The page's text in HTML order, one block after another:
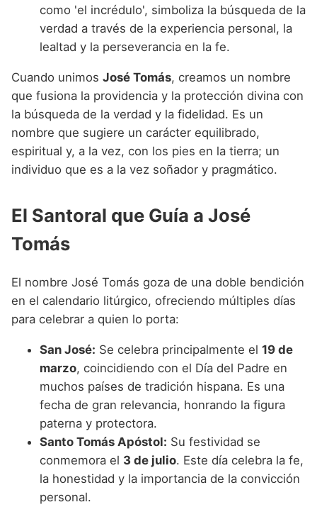
como 'el incrédulo', simboliza la búsqueda de la
verdad a través de la experiencia personal, la
lealtad y la perseverancia en la fe.
Cuando unimos José Tomás, creamos un nombre
que fusiona la providencia y la protección divina con
la búsqueda de la verdad y la fidelidad. Es un
nombre que sugiere un carácter equilibrado,
espiritual y, a la vez, con los pies en la tierra; un
individuo que es a la vez soñador y pragmático.
El Santoral que Guía a José
Tomás
El nombre José Tomás goza de una doble bendición
en el calendario litúrgico, ofreciendo múltiples días
para celebrar a quien lo porta:
San José: Se celebra principalmente el 19 de
marzo, coincidiendo con el Día del Padre en
muchos países de tradición hispana. Es una
fecha de gran relevancia, honrando la figura
paterna y protectora.
Santo Tomás Apóstol: Su festividad se
conmemora el 3 de julio. Este día celebra la fe,
la honestidad y la importancia de la convicción
personal.